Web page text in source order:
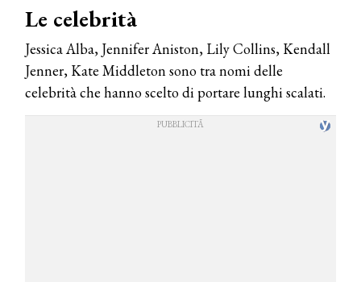
Le celebrità
Jessica Alba, Jennifer Aniston, Lily Collins, Kendall
Jenner, Kate Middleton sono tra nomi delle
celebrità che hanno scelto di portare lunghi scalati.